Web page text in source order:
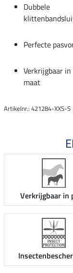
Dubbele
Perfecte
Verkrijgbaar in
maat
Artikelnr.: 421284-XXS-S
Verkrijgbaar in